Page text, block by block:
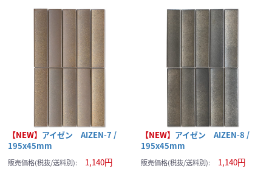
【NEW】 アイゼン AIZEN-7 /
195x45mm
販売価格(税抜/送料別): 1,140円
【NEW】 アイゼン AIZEN-8 /
195x45mm
販売価格(税抜/送料別): 1,140円
サンプルの選択を続ける
サンプルカートへ進む
現在のサンプル点数：